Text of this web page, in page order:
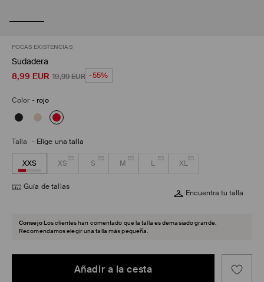
POCAS EXISTENCIAS
Sudadera
8,99 EUR 19,99EUR -55%
Color - rojo
Talla - Elige una talla
XXS XS S M L XL
Guía de tallas
Encuentra tu talla
Consejo Los clientes han comentado que la talla es demasiado grande.
Recomendamos elegir una talla más pequeña.
Añadir a la cesta